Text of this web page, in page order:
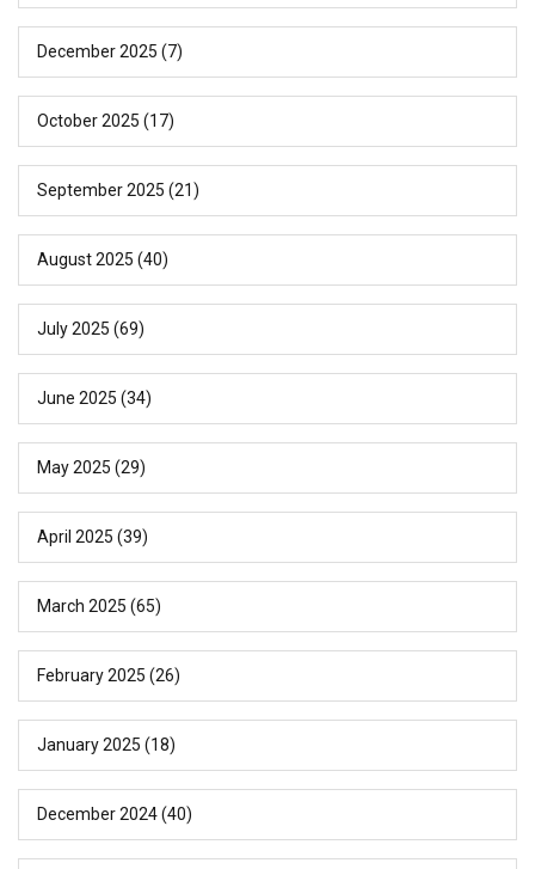
December 2025 (7)
October 2025 (17)
September 2025 (21)
August 2025 (40)
July 2025 (69)
June 2025 (34)
May 2025 (29)
April 2025 (39)
March 2025 (65)
February 2025 (26)
January 2025 (18)
December 2024(40)